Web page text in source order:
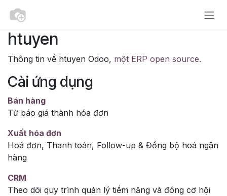
htuyen
Thông tin về htuyen Odoo, một ERP open source.
Cài ứng dụng
Bán hàng
Từ báo giá thành hóa đơn
Xuất hóa đơn
Hoá đơn, Thanh toán, Follow-up & Đồng bộ hoá ngân
hàng
CRM
Theo dõi quy trình quản lý tiềm năng và đóng cơ hội